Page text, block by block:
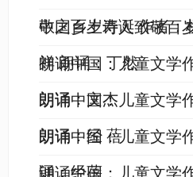
敬之百岁寿诞 作者：
中国乡土诗人致敬百
祥 朗诵：丁然
朗诵中国：儿童文学
朗诵：文杰
朗诵中国：儿童文
朗诵：经 蓓
朗诵中国：儿童文
诵：经蓓
朗诵中国：儿童文学